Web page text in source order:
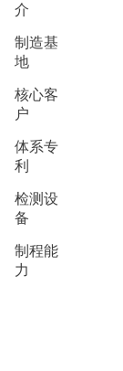
介
制造基
地
核心客
户
体系专
利
检测设
备
制程能
力